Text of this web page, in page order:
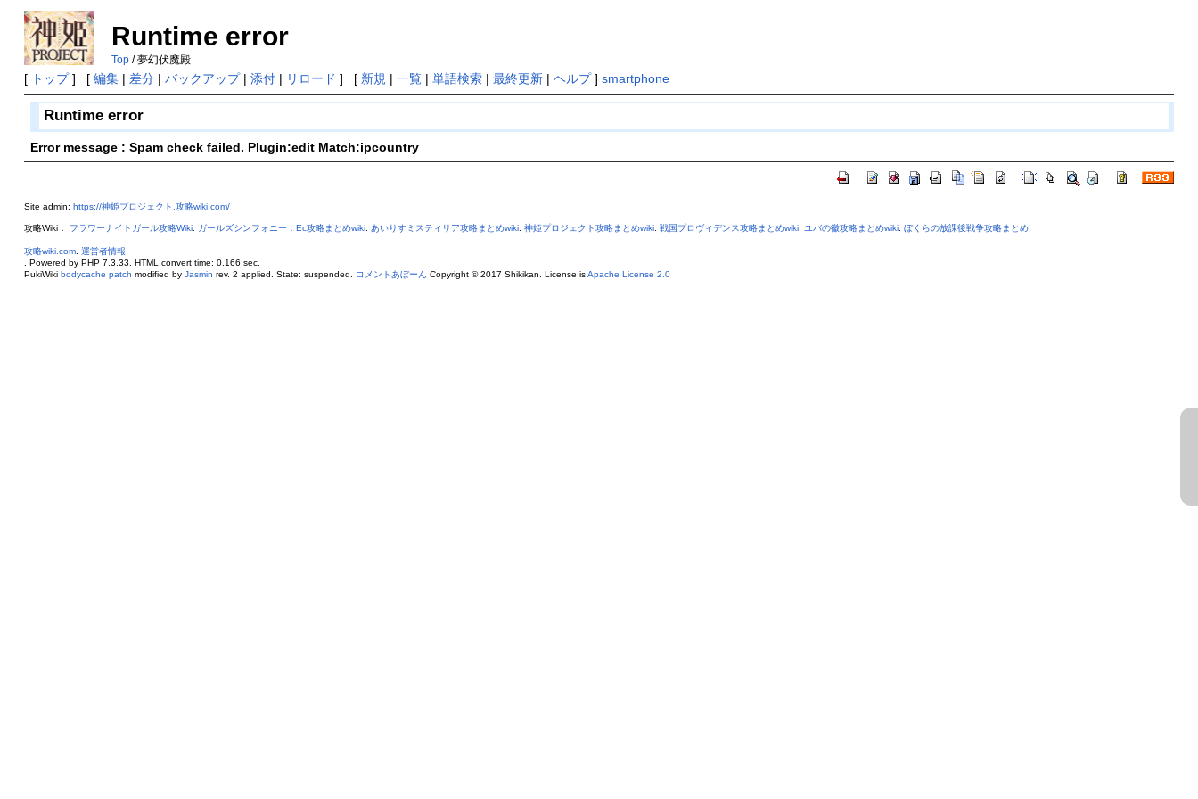
Runtime error
Top/ 夢幻伏魔殿
[ トップ] [ 編集| 差分| バックアップ| 添付| リロード ] [ 新規 | 一覧| 単語検索| 最終更新| ヘルプ] smartphone
Runtime error
Error message : Spam check failed. Plugin:edit Match:ipcountry
Site admin: https://神姫プロジェクト.攻略wiki.com/
攻略Wiki： フラワーナイトガール攻略Wiki. ガールズシンフォニー：Ec攻略まとめwiki. あいりすミスティリア攻略まとめwiki. 神姫プロジェクト攻略まとめwiki. 戦国プロヴィデンス攻略まとめwiki. ユバの徽攻略まとめwiki. ぼくらの放課後戦争攻略まとめ
攻略wiki.com. 運営者情報
. Powered by PHP 7.3.33. HTML convert time: 0.166 sec.
PukiWiki bodycache patch modified by Jasmin rev. 2 applied. State: suspended. コメントあぼーん Copyright © 2017 Shikikan. License isApache License 2.0